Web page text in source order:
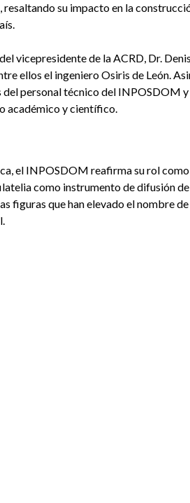
resaltando su impacto en la
vicepresidente de la ACRD, Dr.
ellos el ingeniero Osiris de León.
del personal técnico del INPOSDOM
académico y científico.
el INPOSDOM reafirma su rol
como instrumento de difusión
figuras que han elevado el nombre